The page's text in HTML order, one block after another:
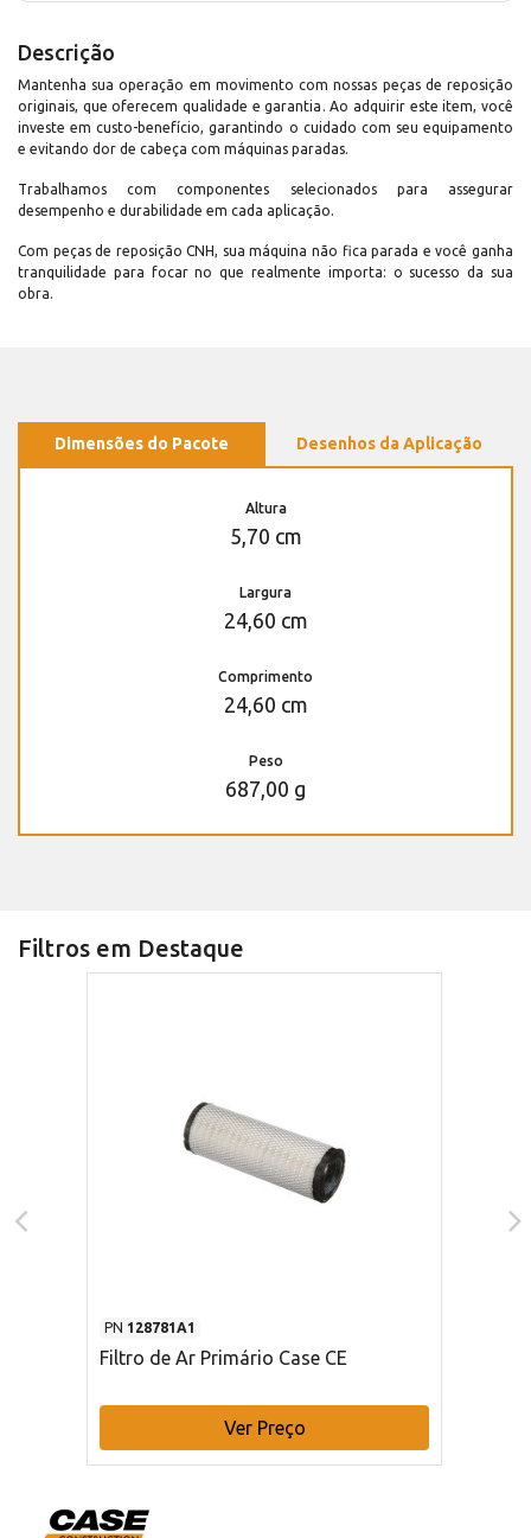
Descrição
Mantenha sua operação em movimento com nossas peças de reposição
originais, que oferecem qualidade e garantia. Ao adquirir este item, você
investe em custo-benefício, garantindo o cuidado com seu equipamento
e evitando dor de cabeça com máquinas paradas.
Trabalhamos com componentes selecionados para assegurar
desempenho e durabilidade em cada aplicação.
Com peças de reposição CNH, sua máquina não fica parada e você ganha
tranquilidade para focar no que realmente importa: o sucesso da sua
obra.
Dimensões do Pacote Desenhos da Aplicação
Altura
5,70 cm
Largura
24,60 cm
Comprimento
24,60 cm
Peso
687,00 g
Filtros em Destaque
PN 128781A1
Filtro de Ar Primário Case CE
Ver Preço